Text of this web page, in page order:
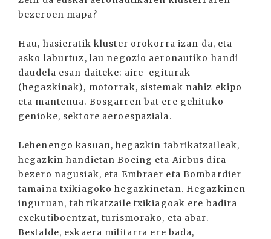
bezeroen mapa?
Hau, hasieratik kluster orokorra izan da, eta
asko laburtuz, lau negozio aeronautiko handi
daudela esan daiteke: aire-egiturak
(hegazkinak), motorrak, sistemak nahiz ekipo
eta mantenua. Bosgarren bat ere gehituko
genioke, sektore aeroespaziala.
Lehenengo kasuan, hegazkin fabrikatzaileak,
hegazkin handietan Boeing eta Airbus dira
bezero nagusiak, eta Embraer eta Bombardier
tamaina txikiagoko hegazkinetan. Hegazkinen
inguruan, fabrikatzaile txikiagoak ere badira
exekutiboentzat, turismorako, eta abar.
Bestalde, eskaera militarra ere bada,